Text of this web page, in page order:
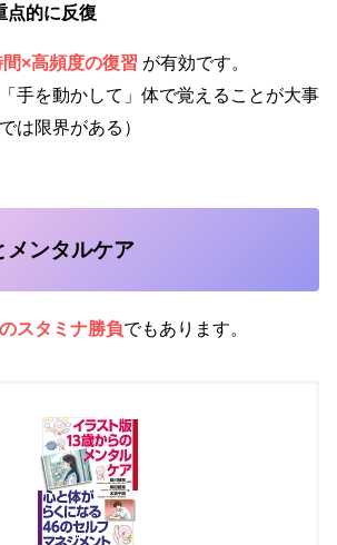
点的に反復
×高頻度の復習 が有効です。
手を動かして」体で覚えることが大事
は限界がある）
メンタルケア
スタミナ勝負でもあります。